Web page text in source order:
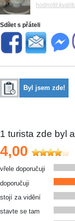
hodnotit
Sdílet s přáteli
Byl jsem zde!
1 turista zde byl
4,00
vřele doporučuji
doporučuji
stojí za vidění
stavte se tam